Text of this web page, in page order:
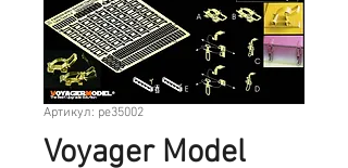
Артикул: pe35002
Voyager Model